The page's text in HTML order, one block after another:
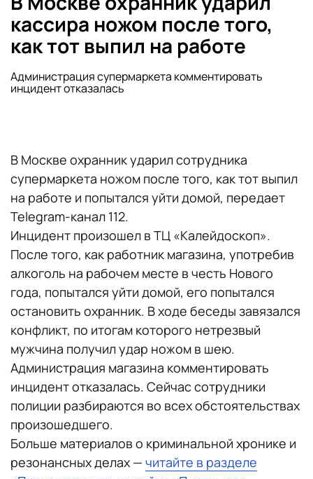
кассира ножом после того,
как тот выпил на работе
Администрация супермаркета комментировать
инцидент отказалась
В Москве охранник ударил сотрудника
супермаркета ножом после того, как тот выпил
на работе и попытался уйти домой, передает
Telegram-канал 112.
Инцидент произошел в ТЦ «Калейдоскоп».
После того, как работник магазина, употребив
алкоголь на рабочем месте в честь Нового
года, попытался уйти домой, его попытался
остановить охранник. В ходе беседы завязался
конфликт, по итогам которого нетрезвый
мужчина получил удар ножом в шею.
Администрация магазина комментировать
инцидент отказалась. Сейчас сотрудники
полиции разбираются во всех обстоятельствах
произошедшего.
Больше материалов о криминальной хронике и
резонансных делах — читайте в разделе